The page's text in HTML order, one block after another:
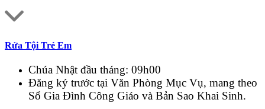
Rửa Tội Trẻ Em
Chúa Nhật đầu tháng: 09h00
Đăng ký trước tại Văn Phòng Mục Vụ, mang theo
Sổ Gia Đình Công Giáo và Bản Sao Khai Sinh.